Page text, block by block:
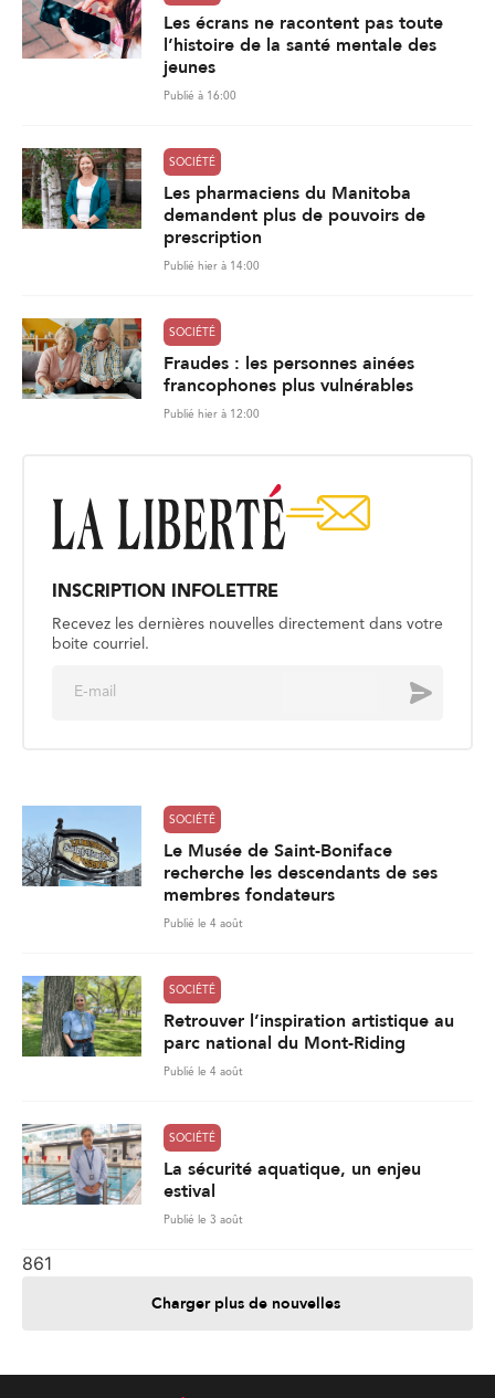
Les écrans ne racontent pas toute
l’histoire de la santé mentale des
jeunes
Publié à 16:00
SOCIÉTÉ
Les pharmaciens du Manitoba
demandent plus de pouvoirs de
prescription
Publié hier à 14:00
SOCIÉTÉ
Fraudes : les personnes ainées
francophones plus vulnérables
Publié hier à 12:00
INSCRIPTION INFOLETTRE
Recevez les dernières nouvelles directement dans votre
boite courriel.
Envoyer
SOCIÉTÉ
Le Musée de Saint-Boniface
recherche les descendants de ses
membres fondateurs
Publié le 4 août
SOCIÉTÉ
Retrouver l’inspiration artistique au
parc national du Mont-Riding
Publié le 4 août
SOCIÉTÉ
La sécurité aquatique, un enjeu
estival
Publié le 3 août
861
Charger plus de nouvelles